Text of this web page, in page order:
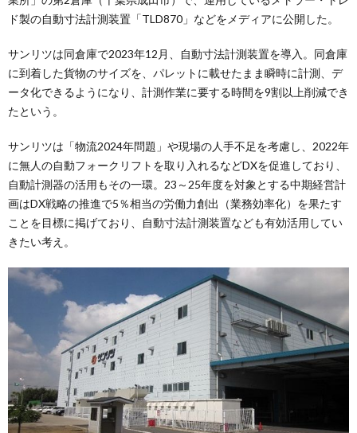
ド製の自動寸法計測装置「TLD870」などをメディアに公開した。
サンリツは同倉庫で2023年12月、自動寸法計測装置を導入。同倉庫
に到着した貨物のサイズを、パレットに載せたまま瞬時に計測、デ
ータ化できるようになり、計測作業に要する時間を9割以上削減でき
たという。
サンリツは「物流2024年問題」や現場の人手不足を考慮し、2022年
に無人の自動フォークリフトを取り入れるなどDXを促進しており、
自動計測器の活用もその一環。23～25年度を対象とする中期経営計
画はDX戦略の推進で5％相当の労働力創出（業務効率化）を果たす
ことを目標に掲げており、自動寸法計測装置なども有効活用してい
きたい考え。